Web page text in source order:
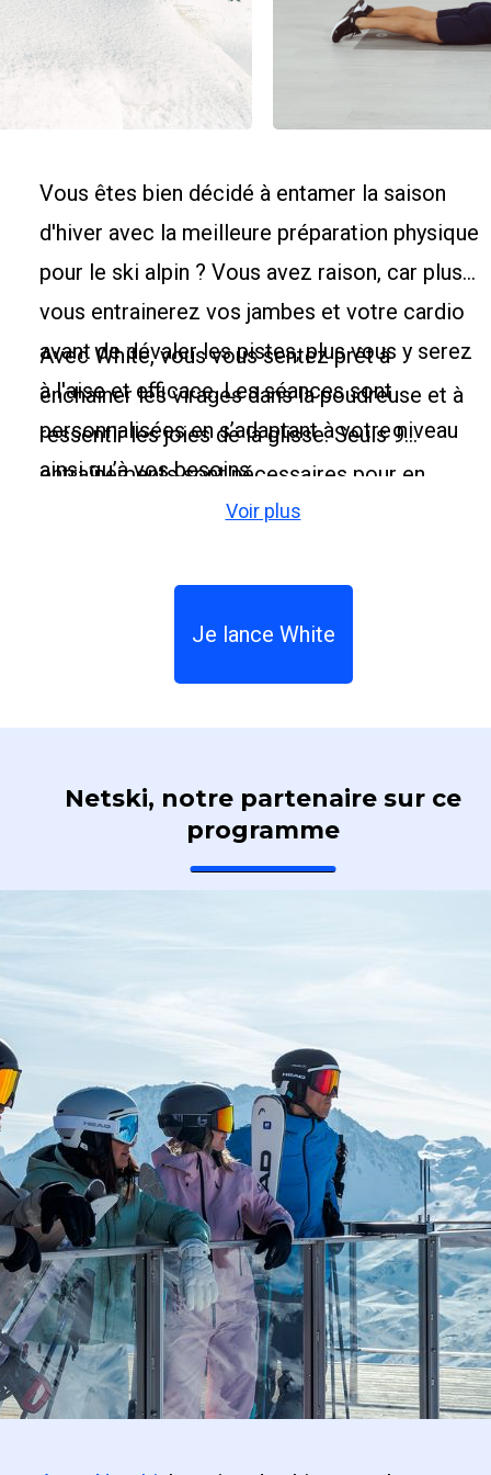
Vous êtes bien décidé à entamer la saison
d'hiver avec la meilleure préparation physique
pour le ski alpin ? Vous avez raison, car plus
vous entrainerez vos jambes et votre cardio
avant de dévaler les pistes, plus vous y serez
à l'aise et efficace. Les séances sont
personnalisées en s’adaptant à votre niveau
ainsi qu’à vos besoins.
Avec White, vous vous sentez prêt à
enchaîner les virages dans la poudreuse et à
ressentir les joies de la glisse. Seuls 9
entraînements sont nécessaires pour en
ressentir tous les bienfaits sur votre condition
chose est sûre, White vous garantit de passer
une saison de ski inoubliable !
Voir plus
Je lance White
Netski, notre partenaire sur ce
programme